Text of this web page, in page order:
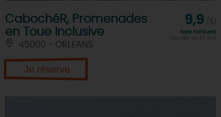
CabochéR, Promenades
en Toue Inclusive
45000 - ORLEANS
9,9
Note FairGuest
calculée sur 67 avis
Je réserve